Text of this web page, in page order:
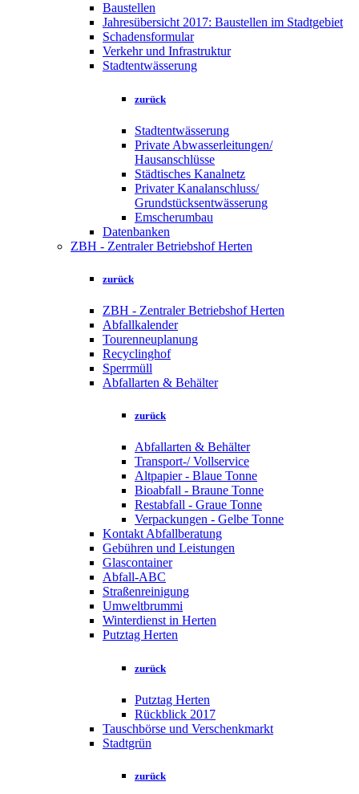
Baustellen
Jahresübersicht 2017: Baustellen im Stadtgebiet
Schadensformular
Verkehr und Infrastruktur
Stadtentwässerung
zurück
Stadtentwässerung
Private Abwasserleitungen/
Hausanschlüsse
Städtisches Kanalnetz
Privater Kanalanschluss/
Grundstücksentwässerung
Emscherumbau
Datenbanken
ZBH - Zentraler Betriebshof Herten
zurück
ZBH - Zentraler Betriebshof Herten
Abfallkalender
Tourenneuplanung
Recyclinghof
Sperrmüll
Abfallarten & Behälter
zurück
Abfallarten & Behälter
Transport-/ Vollservice
Altpapier - Blaue Tonne
Bioabfall - Braune Tonne
Restabfall - Graue Tonne
Verpackungen - Gelbe Tonne
Kontakt Abfallberatung
Gebühren und Leistungen
Glascontainer
Abfall-ABC
Straßenreinigung
Umweltbrummi
Winterdienst in Herten
Putztag Herten
zurück
Putztag Herten
Rückblick 2017
Tauschbörse und Verschenkmarkt
Stadtgrün
zurück